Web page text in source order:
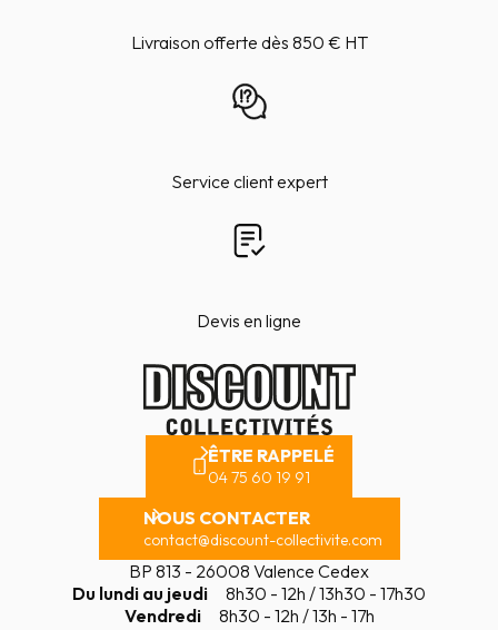
Livraison offerte dès 850 € HT
Service client expert
Devis en ligne
ÊTRE RAPPELÉ
04 75 60 19 91
NOUS CONTACTER
contact@discount-collectivite.com
BP 813 - 26008 Valence Cedex
Du lundi au jeudi
8h30 - 12h / 13h30 - 17h30
Vendredi
8h30 - 12h / 13h - 17h